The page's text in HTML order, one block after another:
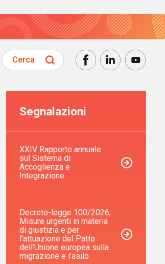
Cerca
Segnalazioni
XXIV Rapporto annuale
sul Sistema di
Accoglienza e
Integrazione
Decreto-legge 100/2026,
Misure urgenti in materia
di giustizia e per
l’attuazione del Patto
dell’Unione europea sulla
migrazione e l’asilo